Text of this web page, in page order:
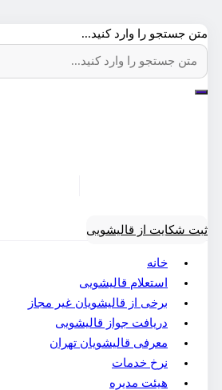
متن جستجو را وارد کنید...
ثبت شکایت از قالیشویی
خانه
استعلام قالیشویی
برخی از قالیشویان غیر مجاز
دریافت جواز قالیشویی
معرفی قالیشویان تهران
نرخ خدمات
هیئت مدیره